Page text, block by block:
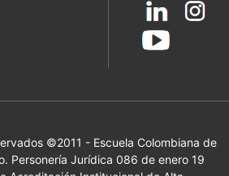
©2011 - Escuela Colombiana de
Personería Jurídica 086 de enero 19